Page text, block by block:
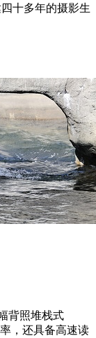
十多年的摄影生
背照堆栈式
，还具备高速读